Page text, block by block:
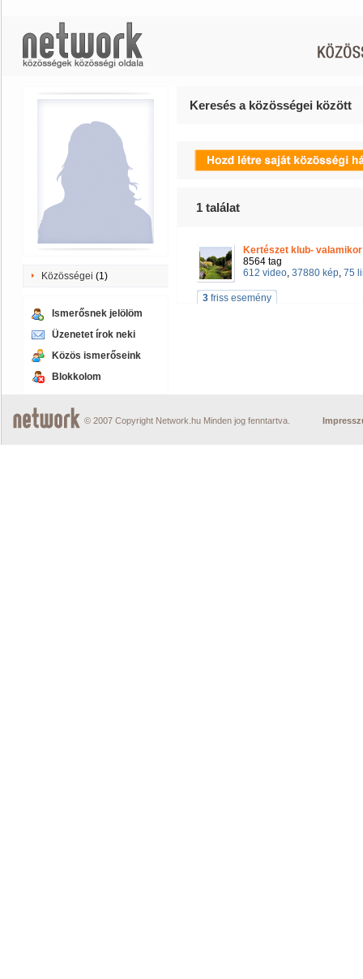
Közösségei (1)
Ismerősnek jelölöm
Üzenetet írok neki
Közös ismerőseink
Blokkolom
Keresés a közösségei között
1 találat
Kertészet klub-
8564 tag
612 video, 37880 kép, 75
3 friss esemény
© 2007 Copyright Network.hu Minden jog fenntartva.